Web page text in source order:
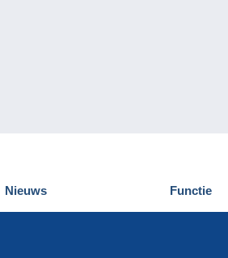
Nieuws
Delcampe Evenementen
Functie